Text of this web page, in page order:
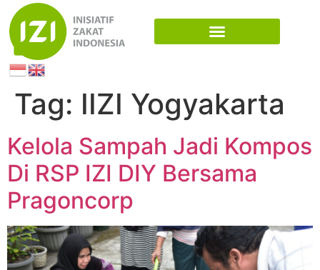
Tag: IIZI Yogyakarta
Kelola Sampah Jadi Kompos
Di RSP IZI DIY Bersama
Pragoncorp